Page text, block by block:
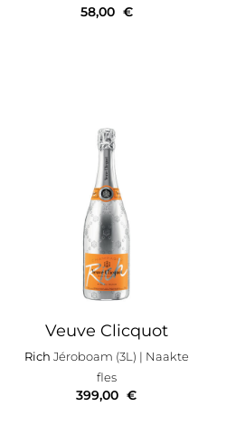
58,00 €
Veuve Clicquot
Rich Jéroboam (3L) | Naakte
fles
399,00 €